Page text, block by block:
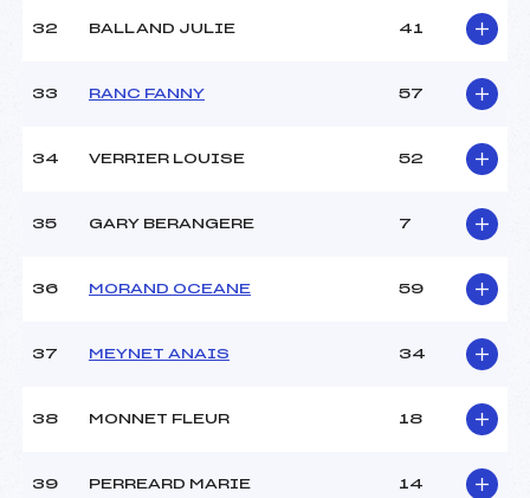
32 BALLAND JULIE 41
33 RANC FANNY 57
34 VERRIER LOUISE 52
35 GARY BERANGERE 7
36 MORAND OCEANE 59
37 MEYNET ANAIS 34
38 MONNET FLEUR 18
39 PERREARD MARIE 14